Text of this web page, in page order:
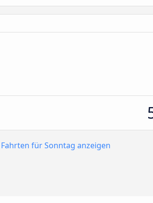
für Sonntag anzeigen